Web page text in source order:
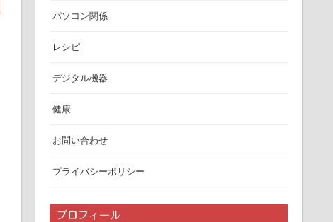
パソコン関係
レシピ
デジタル機器
健康
お問い合わせ
プライバシーポリシー
プロフィール